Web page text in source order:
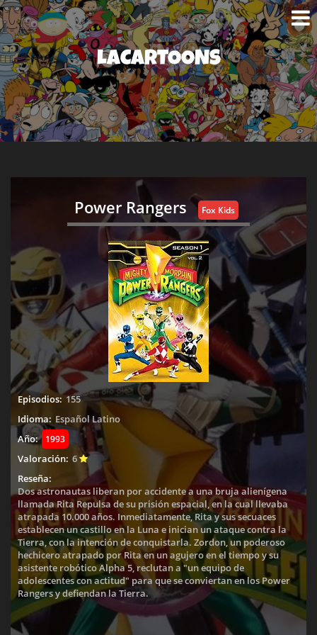
LACARTOONS
Power Rangers Fox Kids
Episodios: 155
Idioma: Español Latino
Año:
1993
Valoración: 6
Reseña:
Dos astronautas liberan por accidente a una bruja alienígena
llamada Rita Repulsa de su prisión espacial, en la cual llevaba
atrapada 10.000 años. Inmediatamente, Rita y sus secuaces
establecen un castillo en la Luna e inician un ataque contra la
Tierra, con la intención de conquistarla. Zordon, un poderoso
hechicero atrapado por Rita en un agujero en el tiempo y su
asistente robótico Alpha 5, reclutan a "un equipo de
adolescentes con actitud" para que se conviertan en los Power
Rangers y defiendan la Tierra.